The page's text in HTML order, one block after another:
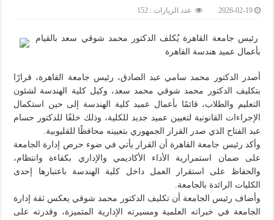
2026-02-19 عدد الزيارات : 152
رئيس جامعة القاهرة يُكلف الدكتور محمد شوقي سعد بالقيام
بأعمال عميد هندسة القاهرة
أصدر الدكتور محمد سامي عبد الصادق، رئيس جامعة القاهرة، قرارًا
بتكليف الدكتور محمد شوقي محمد سعد، وكيل كلية الهندسة لشئون
التعليم والطلاب، قائمًا بأعمال عميد كلية الهندسة إلى حين استكمال
الإجراءات القانونية لتعيين عميد جديد للكلية، وذلك خلفًا للدكتور حسام
عبد الفتاح الذي صدر القرار الجمهوري بتعيينه محافظًا للقليوبية.
وأكد رئيس جامعة القاهرة أن القرار يأتي في ضوء حرص إدارة الجامعة
على ضمان استمرارية الأداء الأكاديمي والإداري بكفاءة وانتظام،
والحفاظ على استقرار العمل داخل كلية الهندسة باعتبارها إحدى
الكليات الرائدة بالجامعة.
وأضاف رئيس الجامعة أن تكليف الدكتور محمد شوقي يعكس ثقة إدارة
الجامعة في خبراته العلمية ومسيرته الإدارية المتميزة، وقدرته على